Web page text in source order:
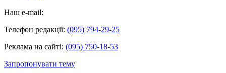
Наш e-mail:
Телефон редакції: (095) 794-29-25
Реклама на сайті: (095) 750-18-53
Запропонувати тему